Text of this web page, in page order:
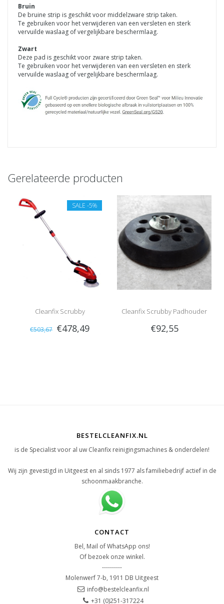
Bruin
De bruine strip is geschikt voor middelzware strip taken.
Te gebruiken voor het verwijderen van een versleten en sterk
vervuilde waslaag of vergelijkbare beschermlaag.
Zwart
Deze pad is geschikt voor zware strip taken.
Te gebruiken voor het verwijderen van een versleten en sterk
vervuilde waslaag of vergelijkbare beschermlaag.
Gerelateerde producten
SALE -5%
Cleanfix Scrubby
€503,67 €478,49
Cleanfix Scrubby Padhouder
€92,55
BESTELCLEANFIX.NL
is de Specialist voor al uw Cleanfix reinigingsmachines & onderdelen!
Wij zijn gevestigd in Uitgeest en al sinds 1977 als familiebedrijf actief in de
schoonmaakbranche.
CONTACT
Bel, Mail of WhatsApp ons!
Of bezoek onze winkel.
----------
Molenwerf 7-b, 1911 DB Uitgeest
info@bestelcleanfix.nl
+31 (0)251-317224